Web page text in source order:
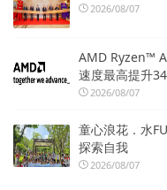
2026/08/07
AMD Ryzen™
速度最高提升
2026/08/07
童心浪花．水
探索自我
2026/08/07